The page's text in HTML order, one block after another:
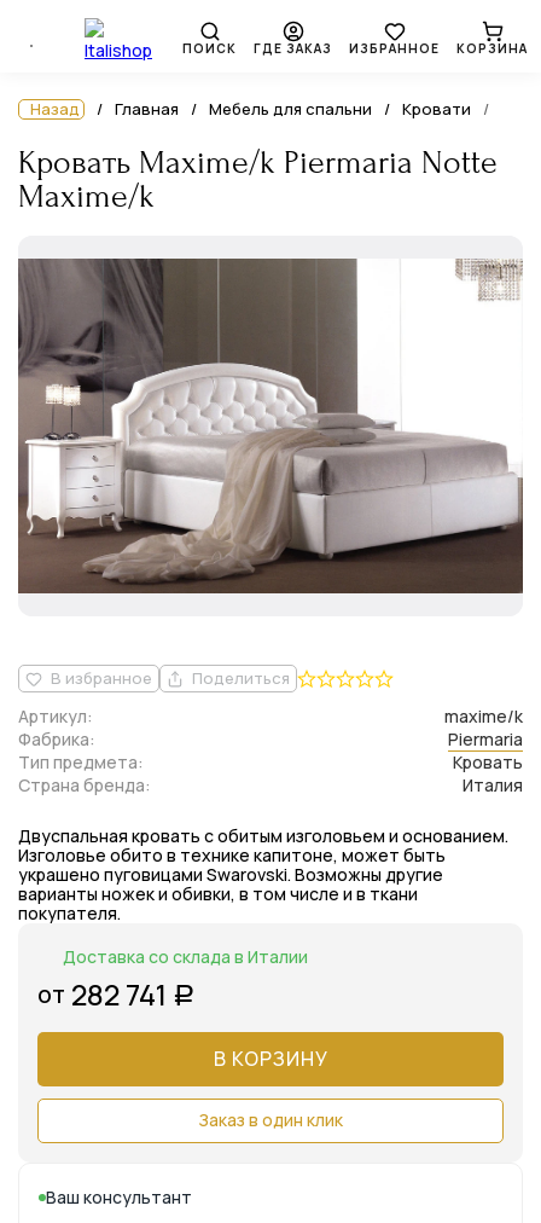
ПОИСК ГДЕ ЗАКАЗ ИЗБРАННОЕ КОРЗИНА
Назад Главная Мебель для спальни Кровати
Кровать Maxime/k Piermaria Notte
Maxime/k
В избранное Поделиться
Фабрика: Piermaria
Артикул:
maxime/k
Тип предмета:
Кровать
Страна бренда:
Италия
Двуспальная кровать с обитым изголовьем и основанием.
Изголовье обито в технике капитоне, может быть
украшено пуговицами Swarovski. Возможны другие
варианты ножек и обивки, в том числе и в ткани
покупателя.
Доставка со склада в Италии
от 282 741 Р
В КОРЗИНУ
Заказ в один клик
Ваш консультант